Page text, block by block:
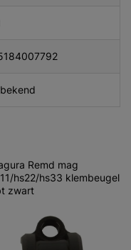
Remd mag
hs22/hs33 klembeugel
zwart